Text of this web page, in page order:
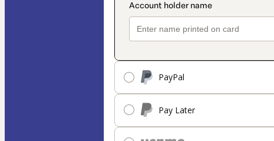
PayPal
Pay Later